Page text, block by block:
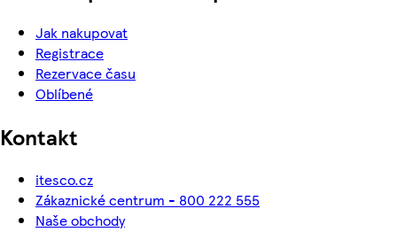
Jak nakupovat
Registrace
Rezervace času
Oblíbené
Kontakt
itesco.cz
Zákaznické centrum - 800 222 555
Naše obchody